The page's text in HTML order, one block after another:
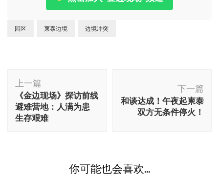
园区 柬泰边境 边境冲突
博
文
导
航
上一篇
《金边现场》探访前线
避难营地：人满为患
生存艰难
下一篇
和谈达成！午夜起柬泰
双方无条件停火！
你可能也会喜欢...